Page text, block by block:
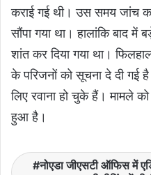
कराई गई थी। उस समय जांच
सौंपा गया था। हालांकि बाद में
शांत कर दिया गया था।
के परिजनों को सूचना दे दी गई
लिए रवाना हो चुके हैं। मामले को
हुआ है।
नोएडा जीएसटी ऑफिस में